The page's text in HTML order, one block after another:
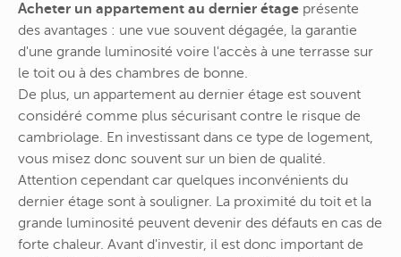
Acheter un appartement au dernier étage présente
des avantages : une vue souvent dégagée, la garantie
d'une grande luminosité voire l'accès à une terrasse sur
le toit ou à des chambres de bonne.
De plus, un appartement au dernier étage est souvent
considéré comme plus sécurisant contre le risque de
cambriolage. En investissant dans ce type de logement,
vous misez donc souvent sur un bien de qualité.
Attention cependant car quelques inconvénients du
dernier étage sont à souligner. La proximité du toit et la
grande luminosité peuvent devenir des défauts en cas de
forte chaleur. Avant d'investir, il est donc important de